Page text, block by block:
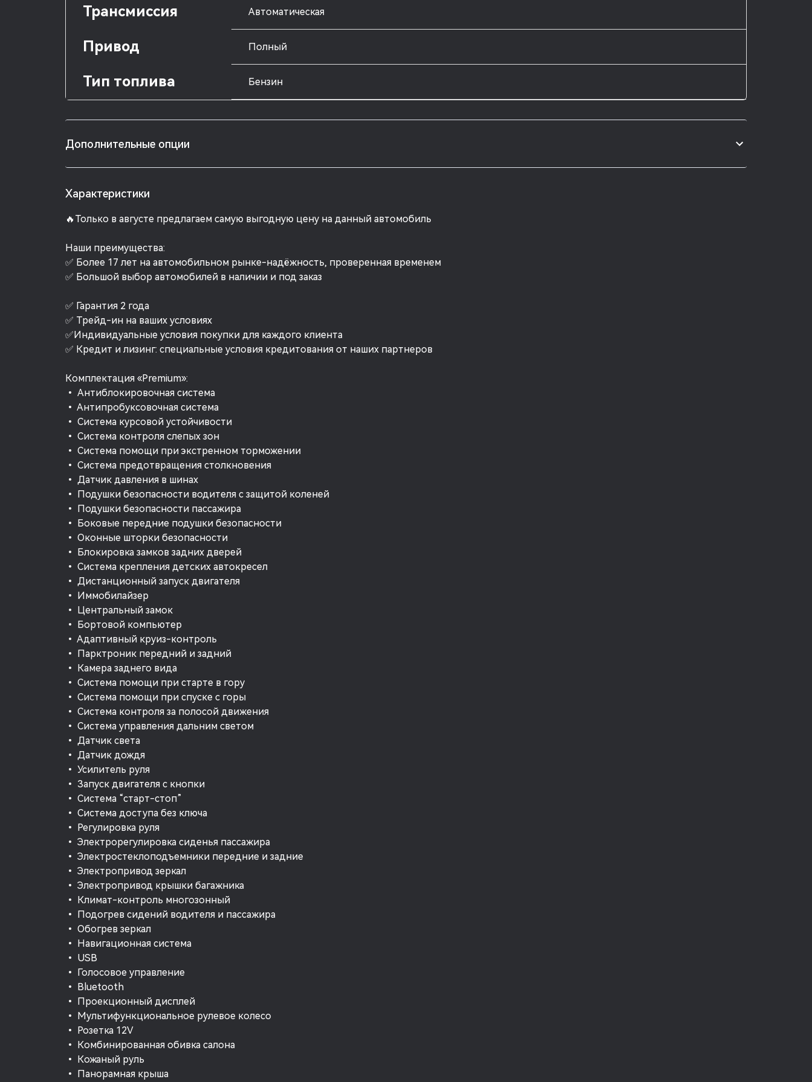
Трансмиссия Автоматическая
Привод Полный
Тип топлива Бензин
Дополнительные опции
Характеристики
🔥Только в августе предлагаем самую выгодную цену на данный автомобиль
Наши преимущества:
✅ Более 17 лет на автомобильном рынке-надёжность, проверенная временем
✅ Большой выбор автомобилей в наличии и под заказ
✅ Гарантия 2 года
✅ Трейд-ин на ваших условиях
✅Индивидуальные условия покупки для каждого клиента
✅ Кредит и лизинг: специальные условия кредитования от наших партнеров
Комплектация «Premium»:
• Антиблокировочная система
• Антипробуксовочная система
• Система курсовой устойчивости
• Система контроля слепых зон
• Система помощи при экстренном торможении
• Система предотвращения столкновения
• Датчик давления в шинах
• Подушки безопасности водителя с защитой коленей
• Подушки безопасности пассажира
• Боковые передние подушки безопасности
• Оконные шторки безопасности
• Блокировка замков задних дверей
• Система крепления детских автокресел
• Дистанционный запуск двигателя
• Иммобилайзер
• Центральный замок
• Бортовой компьютер
• Адаптивный круиз-контроль
• Парктроник передний и задний
• Камера заднего вида
• Система помощи при старте в гору
• Система помощи при спуске с горы
• Система контроля за полосой движения
• Система управления дальним светом
• Датчик света
• Датчик дождя
• Усилитель руля
• Запуск двигателя с кнопки
• Система “старт-стоп”
• Система доступа без ключа
• Регулировка руля
• Электрорегулировка сиденья пассажира
• Электростеклоподъемники передние и задние
• Электропривод зеркал
• Электропривод крышки багажника
• Климат-контроль многозонный
• Подогрев сидений водителя и пассажира
• Обогрев зеркал
• Навигационная система
• USB
• Голосовое управление
• Bluetooth
• Проекционный дисплей
• Мультифункциональное рулевое колесо
• Розетка 12V
• Комбинированная обивка салона
• Кожаный руль
• Панорамная крыша